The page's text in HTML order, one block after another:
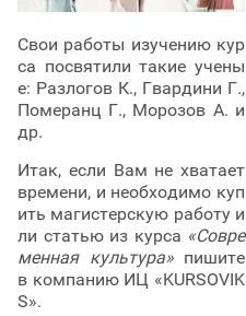
Свои работы изучению кур
са посвятили такие учены
е: Разлогов К., Гвардини Г.,
Померанц Г., Морозов А. и
др.
Итак, если Вам не хватает
времени, и необходимо куп
ить магистерскую работу и
ли статью из курса «Совре
менная культура» пишите
в компанию ИЦ «KURSOVIK
S».